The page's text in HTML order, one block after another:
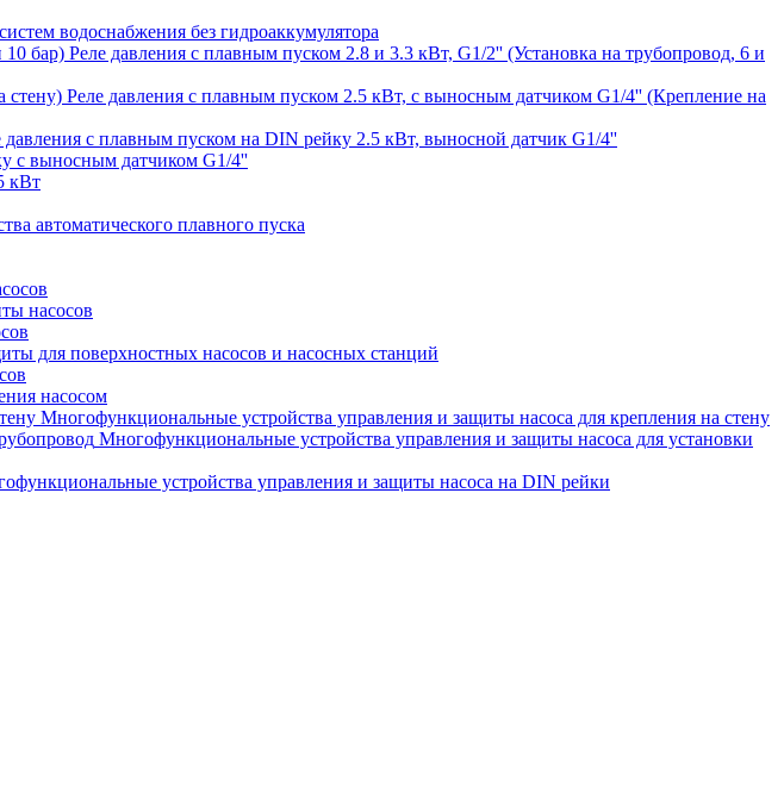
водоснабжения без гидроаккумулятора
Реле давления с плавным пуском 2.8 и 3.3 кВт, G1/2'' (Установка на трубопровод, 6 и
Реле давления с плавным пуском 2.5 кВт, с выносным датчиком G1/4'' (Крепление на
давления с плавным пуском на DIN рейку 2.5 кВт, выносной датчик G1/4''
с выносным датчиком G1/4''
кВт
автоматического плавного пуска
насосов
для поверхностных насосов и насосных станций
насосом
Многофункциональные устройства управления и защиты насоса для крепления на стену
Многофункциональные устройства управления и защиты насоса для установки
устройства управления и защиты насоса на DIN рейки